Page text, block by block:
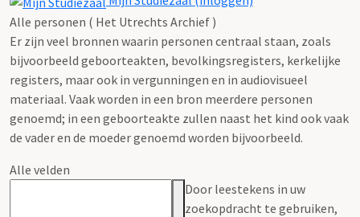
Alle personen ( Het Utrechts Archief )
Er zijn veel bronnen waarin personen centraal staan, zoals
bijvoorbeeld geboorteakten, bevolkingsregisters, kerkelijke
registers, maar ook in vergunningen en in audiovisueel
materiaal. Vaak worden in een bron meerdere personen
genoemd; in een geboorteakte zullen naast het kind ook vaak
de vader en de moeder genoemd worden bijvoorbeeld.
Alle velden
Door leestekens in uw
zoekopdracht te gebruiken,